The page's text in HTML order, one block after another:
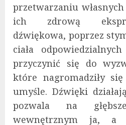
przetwarzaniu
ich zdrową
dźwiękowa, poprzez
ciała
przyczynić się do
które nagromadziły
umyśle. Dźwięki
pozwala na
wewnętrznym ja,